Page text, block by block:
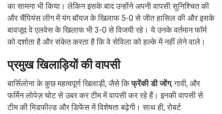
का सामना भी किया। लेकिन इसके बाद उन्होंने अपनी वापसी सुनिश्चित की
और चैंपियंस लीग में यंग बॉयज के खिलाफ 5-0 से जीत हासिल की और इसके
बावजूद वे एलवेस के खिलाफ भी 3-0 से विजयी रहे। ये उनके वर्तमान फॉर्म
को दर्शाता है और संकेत करता है कि वे सेविला को हल्के में नहीं लेने वाले।
प्रमुख खिलाड़ियों की वापसी
बार्सिलोना के कुछ महत्वपूर्ण खिलाड़ी, जैसे किफ्रेंकी डी जोंग, गावी, और
फर्मिन लोपेज़ चोट से उबर कर टीम में वापसी कर रहे हैं। इनकी वापसी से
टीम की मिडफील्ड और डिफेंस में विशेषता बढ़ेगी। साथ ही, रोबर्ट